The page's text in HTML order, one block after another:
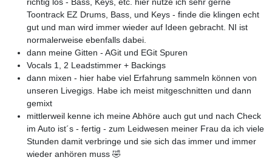
Toontrack EZ Drums, Bass, und Keys - finde die klingen echt
gut und man wird immer wieder auf Ideen gebracht. NI ist
normalerweise ebenfalls dabei.
dann meine Gitten - AGit und EGit Spuren
Vocals 1, 2 Leadstimmer + Backings
dann mixen - hier habe viel Erfahrung sammeln können von
unseren Livegigs. Habe ich meist mitgeschnitten und dann
gemixt
mittlerweil kenne ich meine Abhöre auch gut und nach Check
im Auto ist´s - fertig - zum Leidwesen meiner Frau da ich viele
Stunden damit verbringe und sie sich das immer und immer
wieder anhören muss 🤣